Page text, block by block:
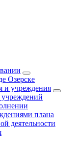
Озерске
и учреждения
плана
деятельности